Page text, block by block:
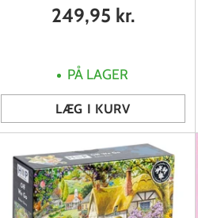
249,95 kr.
PÅ LAGER
LÆG I KURV
Antal